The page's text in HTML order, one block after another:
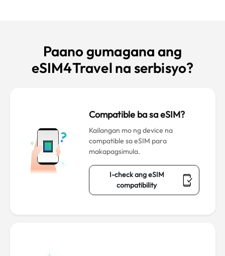
Paano gumagana ang
eSIM4Travel na serbisyo?
Compatible ba sa eSIM?
Kailangan mo ng device na
compatible sa eSIM para
makapagsimula.
I-check ang eSIM
compatibility